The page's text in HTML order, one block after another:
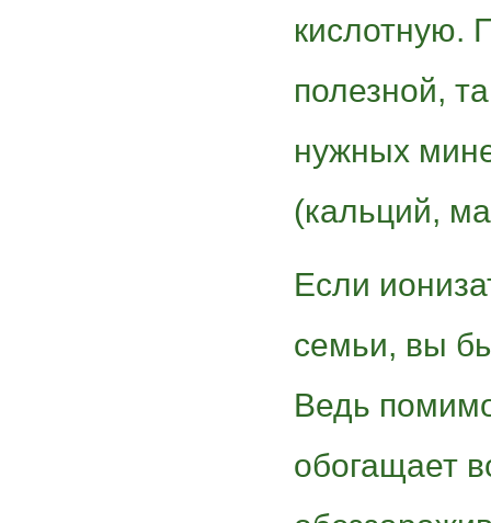
кислотную.
полезной,
нужных
(кальций,
Если
семьи, вы
Ведь
обогащает